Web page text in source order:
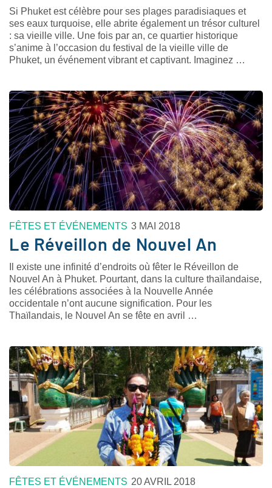
Si Phuket est célèbre pour ses plages paradisiaques et
ses eaux turquoise, elle abrite également un trésor culturel
: sa vieille ville. Une fois par an, ce quartier historique
s’anime à l’occasion du festival de la vieille ville de
Phuket, un événement vibrant et captivant. Imaginez …
FÊTES ET ÉVÉNEMENTS 3 MAI 2018
Le Réveillon de Nouvel An
Il existe une infinité d’endroits où fêter le Réveillon de
Nouvel An à Phuket. Pourtant, dans la culture thaïlandaise,
les célébrations associées à la Nouvelle Année
occidentale n’ont aucune signification. Pour les
Thaïlandais, le Nouvel An se fête en avril …
FÊTES ET ÉVÉNEMENTS 20 AVRIL 2018